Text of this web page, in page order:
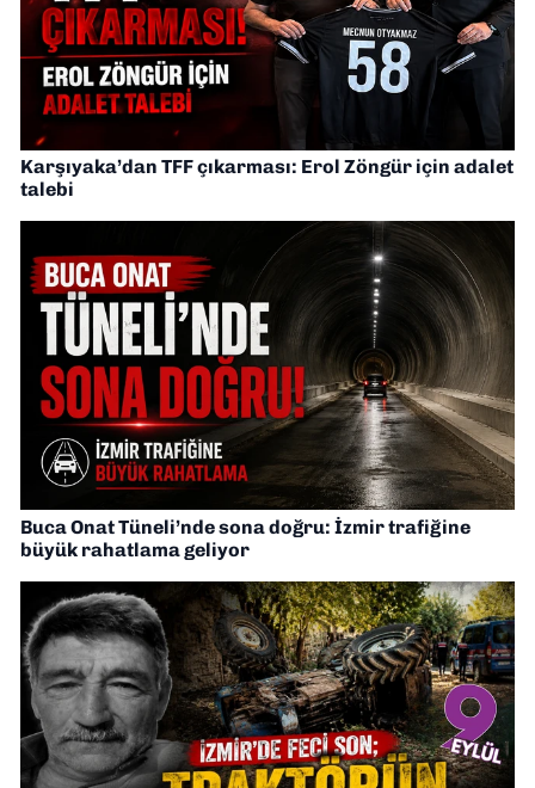
Karşıyaka’dan TFF çıkarması: Erol Zöngür için adalet
talebi
Buca Onat Tüneli’nde sona doğru: İzmir trafiğine
büyük rahatlama geliyor